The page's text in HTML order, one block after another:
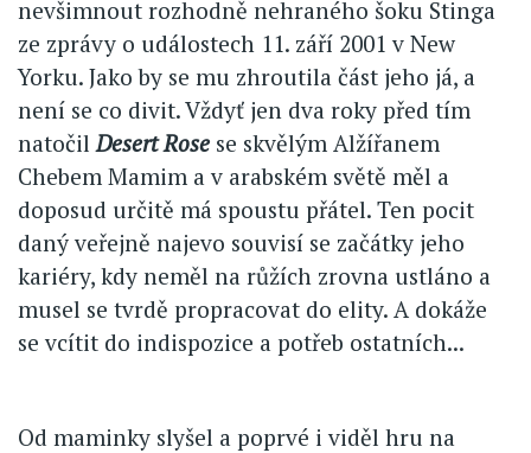
nevšimnout rozhodně nehraného šoku Stinga
ze zprávy o událostech 11. září 2001 v New
Yorku. Jako by se mu zhroutila část jeho já, a
není se co divit. Vždyť jen dva roky před tím
natočil Desert Rose se skvělým Alžířanem
Chebem Mamim a v arabském světě měl a
doposud určitě má spoustu přátel. Ten pocit
daný veřejně najevo souvisí se začátky jeho
kariéry, kdy neměl na růžích zrovna ustláno a
musel se tvrdě propracovat do elity. A dokáže
se vcítit do indispozice a potřeb ostatních...
Od maminky slyšel a poprvé i viděl hru na